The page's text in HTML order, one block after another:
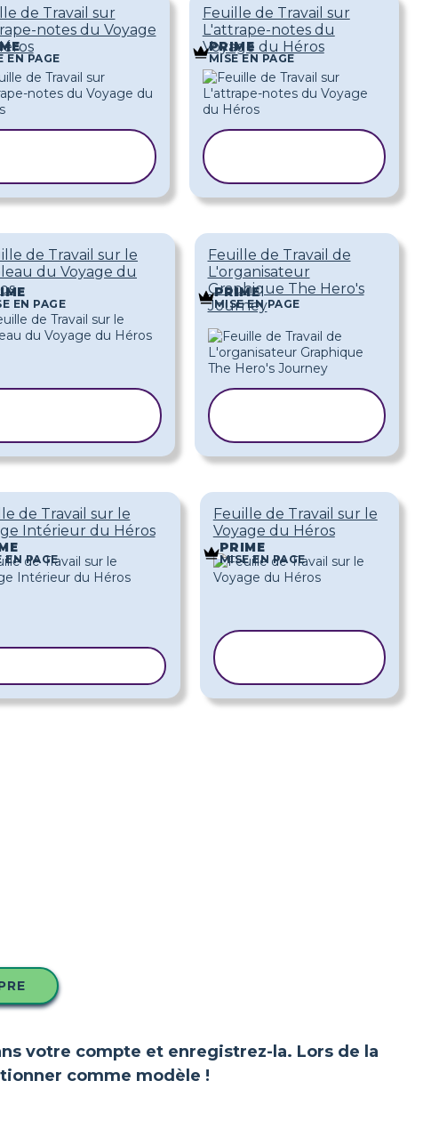
de Travail sur
notes du Voyage
EN PAGE
Feuille de Travail sur
L'attrape-notes du
Voyage du Héros
PRIME
MISE EN PAGE
de Travail sur le
du Voyage du
EN PAGE
Feuille de Travail de
L'organisateur
Graphique The Hero's
Journey
PRIME
MISE EN PAGE
de Travail sur le
Intérieur du Héros
EN PAGE
Feuille de Travail sur le
Voyage du Héros
PRIME
MISE EN PAGE
votre compte et enregistrez-la. Lors de la
comme modèle !